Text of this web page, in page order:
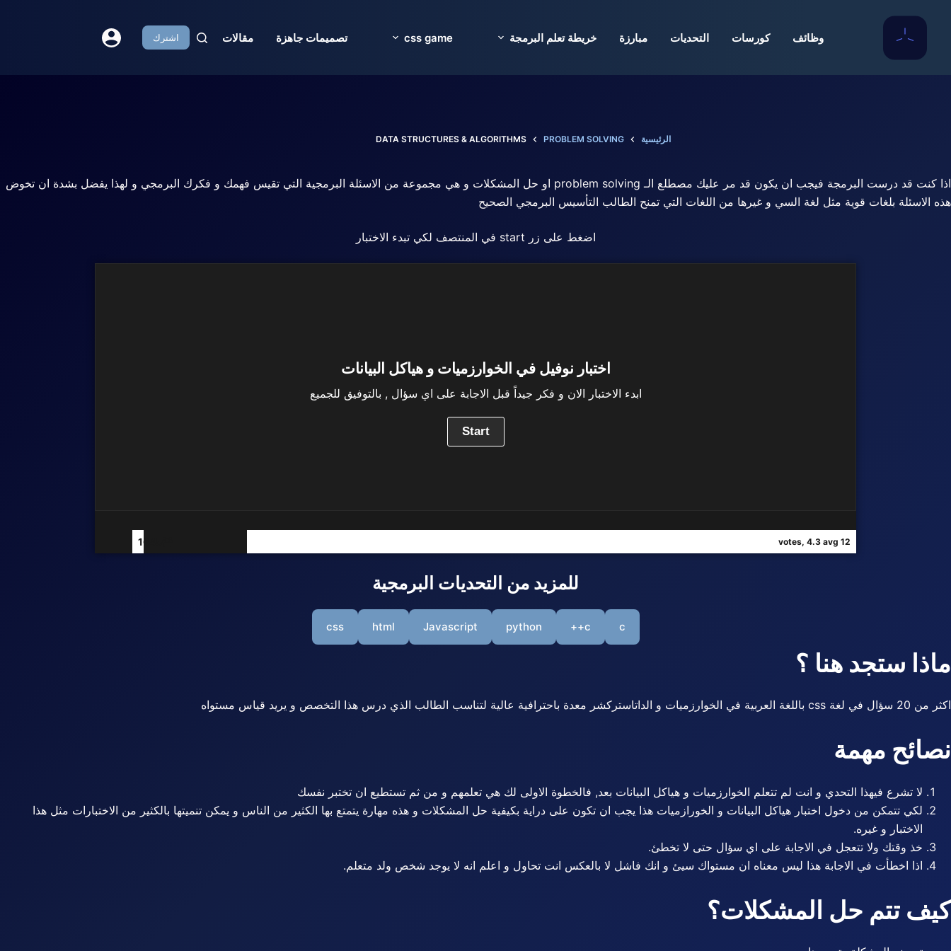
وظائف كورسات التحديات مبارزة خريطة تعلم البرمجة css game تصميمات جاهزة مقالات اشترك
الرئيسية PROBLEM SOLVING
DATA STRUCTURES & ALGORITHMS
اذا كنت قد درست البرمجة فيجب ان يكون قد مر عليك مصطلع الـ problem solving او حل المشكلات و هي مجموعة من الاسئلة البرمجية التي تقيس فهمك و فكرك البرمجي و لهذا يفضل بشدة ان تخوض
هذه الاسئلة بلغات قوية مثل لغة السي و غيرها من اللغات التي تمنح الطالب التأسيس البرمجي الصحيح
اضغط على زر start في المنتصف لكي تبدء الاختبار
12 votes, 4.3 avg
1645
اختبار نوفيل في الخوارزميات و هياكل البيانات
ابدء الاختبار الان و فكر جيداً قبل الاجابة على اي سؤال , بالتوفيق للجميع
للمزيد من التحديات البرمجية
c
c++
python
Javascript
html
css
ماذا ستجد هنا ؟
اكثر من 20 سؤال في لغة css باللغة العربية في الخوارزميات و الداتاستركشر معدة باحترافية عالية لتناسب الطالب الذي درس هذا التخصص و يريد قياس مستواه
نصائح مهمة
لا تشرع فيهذا التحدي و انت لم تتعلم الخوارزميات و هياكل البيانات بعد, فالخطوة الاولى لك هي تعلمهم و من ثم تستطيع ان تختبر نفسك
لكي تتمكن من دخول اختبار هياكل البيانات و الخورازميات هذا يجب ان تكون على دراية بكيفية حل المشكلات و هذه مهارة يتمتع بها الكثير من الناس و يمكن تنميتها بالكثير من الاختبارات مثل هذا
الاختبار و غيره.
خذ وقتك ولا تتعجل في الاجابة على اي سؤال حتى لا تخطئ.
اذا اخطأت في الاجابة هذا ليس معناه ان مستواك سيئ و انك فاشل لا بالعكس انت تحاول و اعلم انه لا يوجد شخص ولد متعلم.
كيف تتم حل المشكلات؟